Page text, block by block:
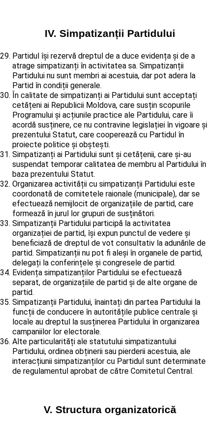
IV. Simpatizanții Partidului
Partidul își rezervă dreptul de a duce evidența și de a
atrage simpatizanți în activitatea sa. Simpatizanții
Partidului nu sunt membri ai acestuia, dar pot adera la
Partid în condiții generale.
În calitate de simpatizanți ai Partidului sunt acceptați
cetățeni ai Republicii Moldova, care susțin scopurile
Programului și acțiunile practice ale Partidului, care îi
acordă susținere, ce nu contravine legislației în vigoare și
prezentului Statut, care cooperează cu Partidul în
proiecte politice și obștești.
Simpatizanți ai Partidului sunt și cetățenii, care și-au
suspendat temporar calitatea de membru al Partidului în
baza prezentului Statut.
Organizarea activității cu simpatizanții Partidului este
coordonată de comitetele raionale (municipale), dar se
efectuează nemijlocit de organizațiile de partid, care
formează în jurul lor grupuri de susținători.
Simpatizanții Partidului participă la activitatea
organizației de partid, își expun punctul de vedere și
beneficiază de dreptul de vot consultativ la adunările de
partid. Simpatizanții nu pot fi aleși în organele de partid,
delegați la conferințele și congresele de partid.
Evidența simpatizanților Partidului se efectuează
separat, de organizațiile de partid și de alte organe de
partid.
Simpatizanții Partidului, înaintați din partea Partidului la
funcții de conducere în autoritățile publice centrale și
locale au dreptul la susținerea Partidului în organizarea
campaniilor lor electorale.
Alte particularități ale statutului simpatizantului
Partidului, ordinea obținerii sau pierderii acestuia, ale
interacțiunii simpatizanților cu Partidul sunt determinate
de regulamentul aprobat de către Comitetul Central.
V. Structura organizatorică